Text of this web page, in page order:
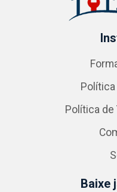
Política de
Baixe